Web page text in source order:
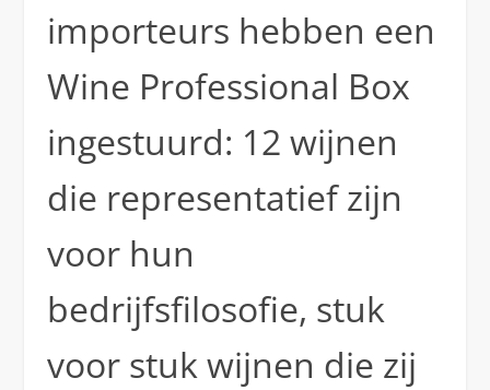
importeurs hebben een
Wine Professional Box
ingestuurd: 12 wijnen
die representatief zijn
voor hun
bedrijfsfilosofie, stuk
voor stuk wijnen die zij